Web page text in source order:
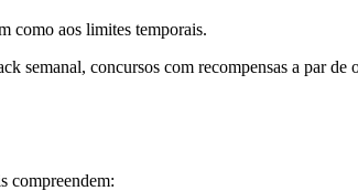
como aos limites temporais.
semanal, concursos com recompensas a par de
compreendem: